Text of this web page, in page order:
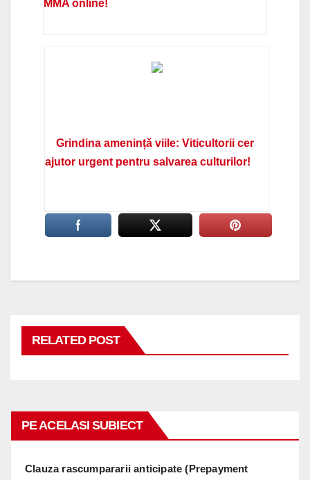
MMA online!
Grindina amenință viile: Viticultorii cer
ajutor urgent pentru salvarea culturilor!
RELATED POST
PE ACELASI SUBIECT
Clauza rascumpararii anticipate (Prepayment